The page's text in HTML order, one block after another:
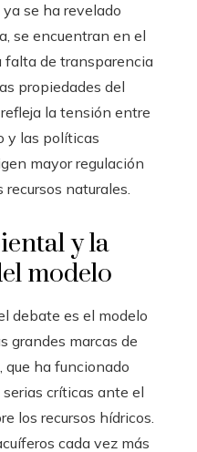
se ha revelado
se encuentran en el
falta de transparencia
propiedades del
la tensión entre
y las políticas
mayor regulación
naturales.
y la
modelo
debate es el modelo
grandes marcas de
que ha funcionado
críticas ante el
los recursos hídricos.
cada vez más